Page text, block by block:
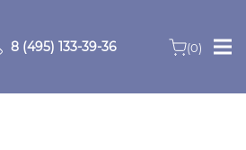
8 (495) 133-39-36 (0)